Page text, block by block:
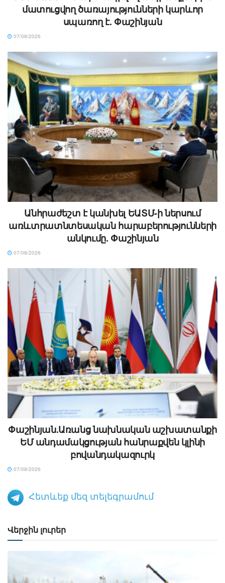
մատուցվող ծառայությունների կարևոր
սպառող է. Փաշինյան
07/08/2026
Անհրաժեշտ է կանխել ԵԱՏՄ-ի ներսում
առևտրատնտեսական հարաբերությունների
անկումը. Փաշինյան
07/08/2026
Փաշինյան.Առանց նախնական աշխատանքի
ԵՄ անդամակցության հանրաքվեն կլինի
բովանդակազուրկ
07/08/2026
Հետևեք մեզ տելեգրամում
Վերջին լուրեր